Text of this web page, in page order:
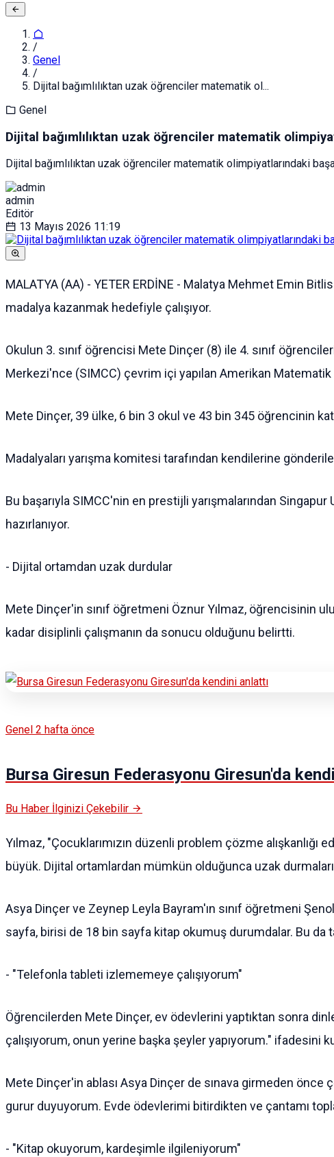
/
Genel
/
Dijital bağımlılıktan uzak öğrenciler matematik ol...
Genel
Dijital bağımlılıktan uzak öğrenciler matematik
Dijital bağımlılıktan uzak öğrenciler matematik olimpiyatlarındaki
admin
Editör
13 Mayıs 2026 11:19
MALATYA (AA) - YETER ERDİNE - Malatya Mehmet Emin
madalya kazanmak hedefiyle çalışıyor.
Okulun 3. sınıf öğrencisi Mete Dinçer (8) ile 4. sınıf
Merkezi'nce (SIMCC) çevrim içi yapılan Amerikan Matematik
Mete Dinçer, 39 ülke, 6 bin 3 okul ve 43 bin 345 öğrencinin
Madalyaları yarışma komitesi tarafından kendilerine
Bu başarıyla SIMCC'nin en prestijli yarışmalarından
hazırlanıyor.
- Dijital ortamdan uzak durdular
Mete Dinçer'in sınıf öğretmeni Öznur Yılmaz, öğrencisinin
kadar disiplinli çalışmanın da sonucu olduğunu belirtti.
Genel 2 hafta önce
Bursa Giresun Federasyonu Giresun'da
Bu Haber İlginizi Çekebilir
Yılmaz, "Çocuklarımızın düzenli problem çözme
büyük. Dijital ortamlardan mümkün olduğunca uzak
Asya Dinçer ve Zeynep Leyla Bayram'ın sınıf öğretmeni
sayfa, birisi de 18 bin sayfa kitap okumuş durumdalar. Bu da
- "Telefonla tableti izlememeye çalışıyorum"
Öğrencilerden Mete Dinçer, ev ödevlerini yaptıktan sonra
çalışıyorum, onun yerine başka şeyler yapıyorum." ifadesini
Mete Dinçer'in ablası Asya Dinçer de sınava girmeden önce
gurur duyuyorum. Evde ödevlerimi bitirdikten ve çantamı
- "Kitap okuyorum, kardeşimle ilgileniyorum"